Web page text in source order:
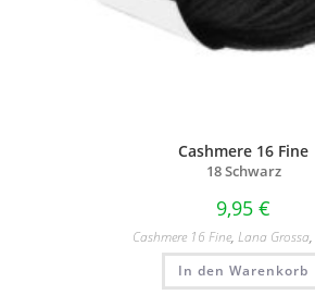
Cashmere 16 Fine
18 Schwarz
9,95 €
Cashmere 16 Fine, Lana Grossa,
In den Warenkorb